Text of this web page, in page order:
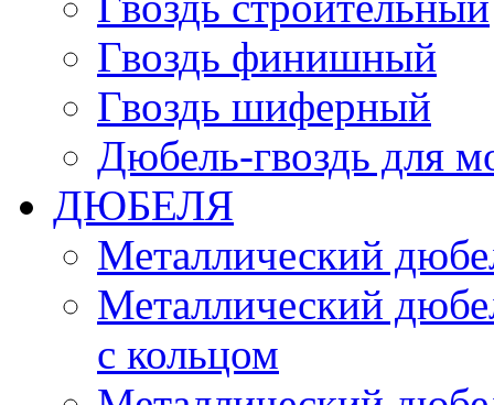
Гвоздь финишный
Гвоздь шиферный
Дюбель-гвоздь для
ДЮБЕЛЯ
Металлический
Металлический
с кольцом